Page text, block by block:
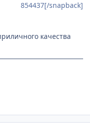
854437[/snapback]
качества